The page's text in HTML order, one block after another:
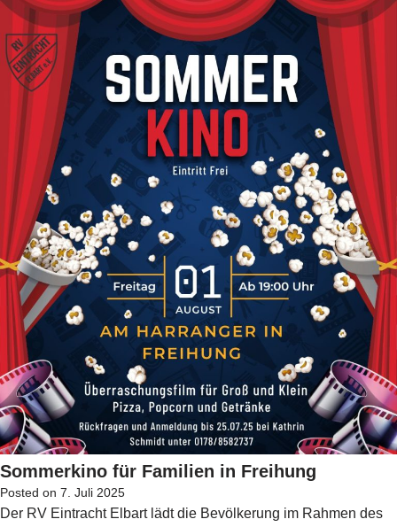
Sommerkino für Familien in Freihung
Posted on 7. Juli 2025
Der RV Eintracht Elbart lädt die Bevölkerung im Rahmen des